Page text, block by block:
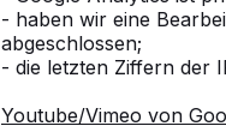
- haben wir eine
abgeschlossen;
- die letzten Ziffern der
Youtube/Vimeo von